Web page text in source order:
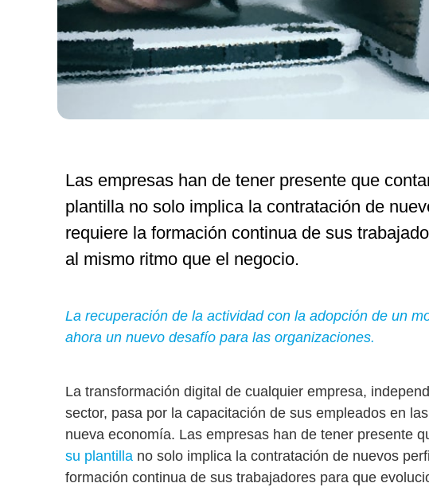
Las empresas han de tener presente que
plantilla no solo implica la contratación de
requiere la formación continua de sus
al mismo ritmo que el negocio.
La recuperación de la actividad con la adopción de un
ahora un nuevo desafío para las organizaciones.
La transformación digital de cualquier empresa,
sector, pasa por la capacitación de sus empleados en
nueva economía. Las empresas han de tener presente
su plantilla no solo implica la contratación de nuevos
formación continua de sus trabajadores para que